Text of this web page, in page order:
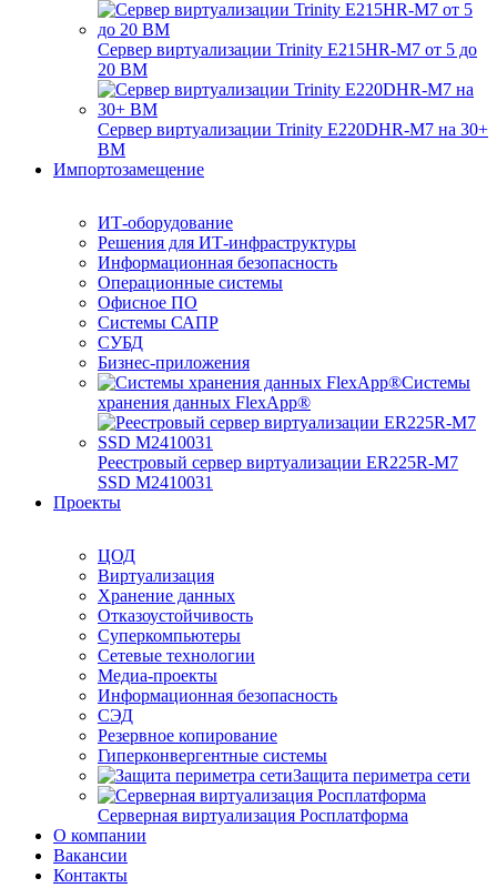
Сервер виртуализации Trinity E215HR-M7 от 5 до
20 ВМ
Сервер виртуализации Trinity E220DHR-M7 на 30+
ВМ
Импортозамещение
ИТ-оборудование
Решения для ИТ-инфраструктуры
Информационная безопасность
Операционные системы
Офисное ПО
Системы САПР
СУБД
Бизнес-приложения
Системы
хранения данных FlexApp®
Реестровый сервер виртуализации ER225R-M7
SSD М2410031
Проекты
ЦОД
Виртуализация
Хранение данных
Отказоустойчивость
Суперкомпьютеры
Сетевые технологии
Медиа-проекты
Информационная безопасность
СЭД
Резервное копирование
Гиперконвергентные системы
Защита периметра сети
Серверная виртуализация Росплатформа
О компании
Вакансии
Контакты